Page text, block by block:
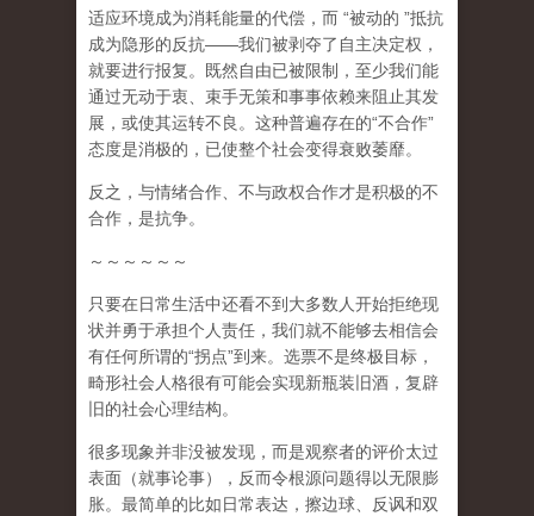
适应环境成为消耗能量的代偿，而 “被动的 ”抵抗
成为隐形的反抗——我们被剥夺了自主决定权，
就要进行报复。既然自由已被限制，至少我们能
通过无动于衷、束手无策和事事依赖来阻止其发
展，或使其运转不良。这种普遍存在的“不合作”
态度是消极的，已使整个社会变得衰败萎靡。
反之，与情绪合作、不与政权合作才是积极的不
合作，是抗争。
～～～～～～
只要在日常生活中还看不到大多数人开始拒绝现
状并勇于承担个人责任，我们就不能够去相信会
有任何所谓的“拐点”到来。选票不是终极目标，
畸形社会人格很有可能会实现新瓶装旧酒，复辟
旧的社会心理结构。
很多现象并非没被发现，而是观察者的评价太过
表面（就事论事），反而令根源问题得以无限膨
胀。最简单的比如日常表达，擦边球、反讽和双